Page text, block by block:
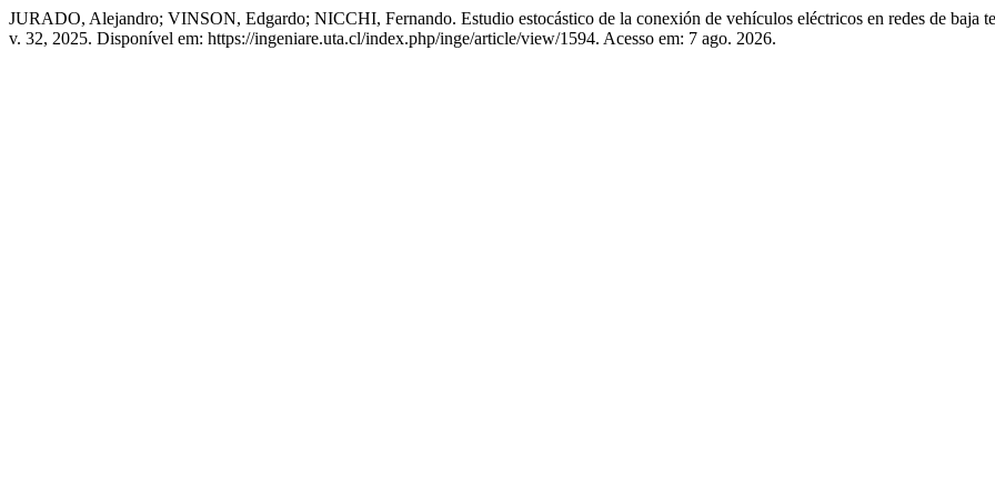
JURADO, Alejandro; VINSON, Edgardo; NICCHI, Fernando. Estudio estocástico de la conexión de vehículos eléctricos en redes de baja
v. 32, 2025. Disponível em: https://ingeniare.uta.cl/index.php/inge/article/view/1594. Acesso em: 7 ago. 2026.